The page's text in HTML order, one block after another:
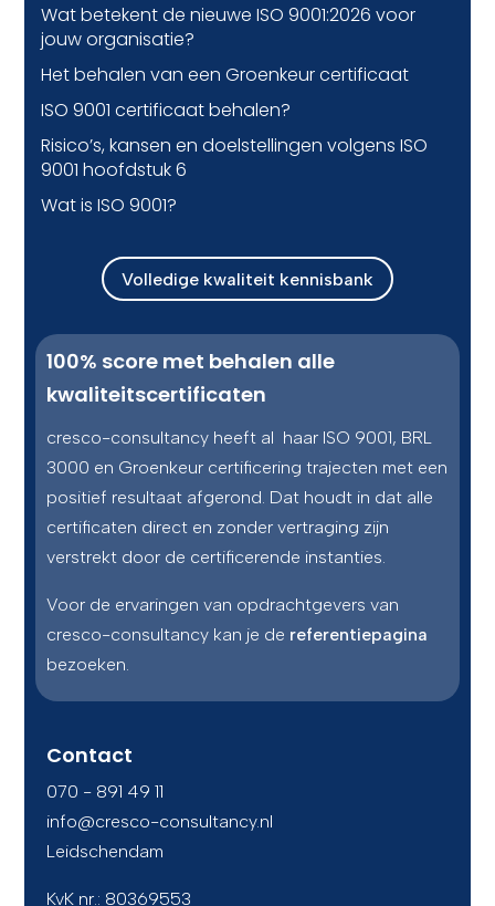
Wat betekent de nieuwe ISO 9001:2026 voor
jouw organisatie?
Het behalen van een Groenkeur certificaat
ISO 9001 certificaat behalen?
Risico’s, kansen en doelstellingen volgens ISO
9001 hoofdstuk 6
Wat is ISO 9001?
Volledige kwaliteit kennisbank
100% score met behalen alle
kwaliteitscertificaten
cresco-consultancy heeft al haar ISO 9001, BRL
3000 en Groenkeur certificering trajecten met een
positief resultaat afgerond. Dat houdt in dat alle
certificaten direct en zonder vertraging zijn
verstrekt door de certificerende instanties.
Voor de ervaringen van opdrachtgevers van
cresco-consultancy kan je de referentiepagina
bezoeken.
Contact
070 - 891 49 11
info@cresco-consultancy.nl
Leidschendam
KvK nr.: 80369553